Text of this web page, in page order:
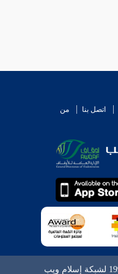
اتصل بنا
من